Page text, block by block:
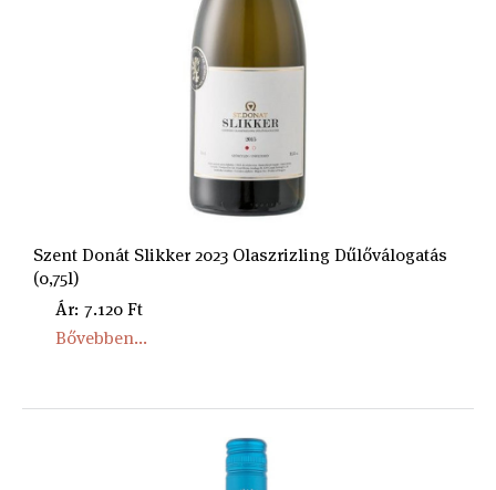
Szent Donát Slikker 2023 Olaszrizling Dűlőválogatás
(0,75l)
Ár: 7.120 Ft
Bővebben...